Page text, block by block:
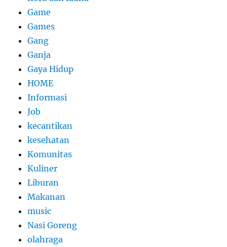
Game
Games
Gang
Ganja
Gaya Hidup
HOME
Informasi
Job
kecantikan
kesehatan
Komunitas
Kuliner
Liburan
Makanan
music
Nasi Goreng
olahraga